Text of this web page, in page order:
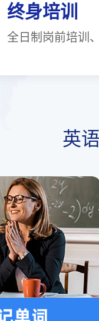
终身培训
全日制岗前培训
英